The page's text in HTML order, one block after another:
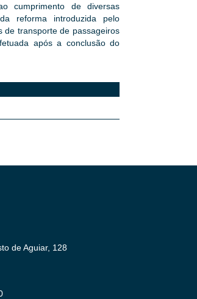
cumprimento de diversas
reforma introduzida pelo
de transporte de passageiros
após a conclusão do
de Aguiar, 128